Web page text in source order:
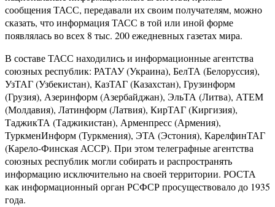
сообщения ТАСС, передавали их своим получателям, можно
сказать, что информация ТАСС в той или иной форме
появлялась во всех 8 тыс. 200 ежедневных газетах мира.
В составе ТАСС находились и информационные агентства
союзных республик: РАТАУ (Украина), БелТА (Белоруссия),
УзТАГ (Узбекистан), КазТАГ (Казахстан), Грузинформ
(Грузия), Азеринформ (Азербайджан), ЭльТА (Литва), АТЕМ
(Молдавия), Латинформ (Латвия), КирТАГ (Киргизия),
ТаджикТА (Таджикистан), Арменпресс (Армения),
ТуркменИнформ (Туркмения), ЭТА (Эстония), КарелфинТАГ
(Карело-Финская АССР). При этом телеграфные агентства
союзных республик могли собирать и распространять
информацию исключительно на своей территории. РОСТА
как информационный орган РСФСР просуществовало до 1935
года.